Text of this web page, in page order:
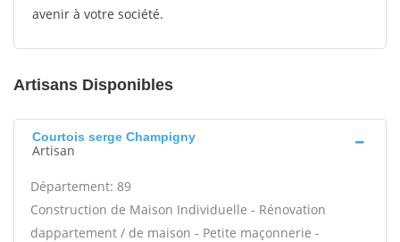
avenir à votre société.
Artisans Disponibles
Courtois serge Champigny
Artisan
Département: 89
Construction de Maison Individuelle - Rénovation
dappartement / de maison - Petite maçonnerie -